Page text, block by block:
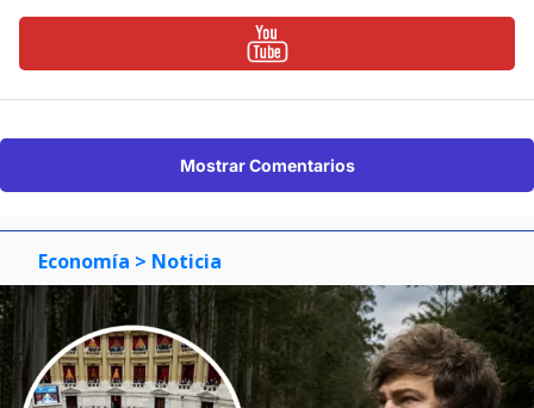
Mostrar Comentarios
Economía > Noticia